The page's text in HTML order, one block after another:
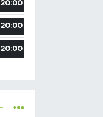
20:00
20:00
20:00